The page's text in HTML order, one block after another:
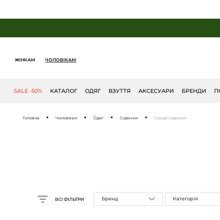
ЖІНКАМ ЧОЛОВІКАМ
SALE -50% БРЕНДИ
КАТАЛОГ ОДЯГ ВЗУТТЯ АКСЕСУАРИ
Головна Чоловікам Одяг Сорочки Casual сорочки
ВСІ ФІЛЬТРИ Бренд Категорія